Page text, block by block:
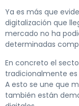
Ya es más que
digitalización que
mercado no ha
determinadas
En concreto el
tradicionalmente
A esto se une que
también están